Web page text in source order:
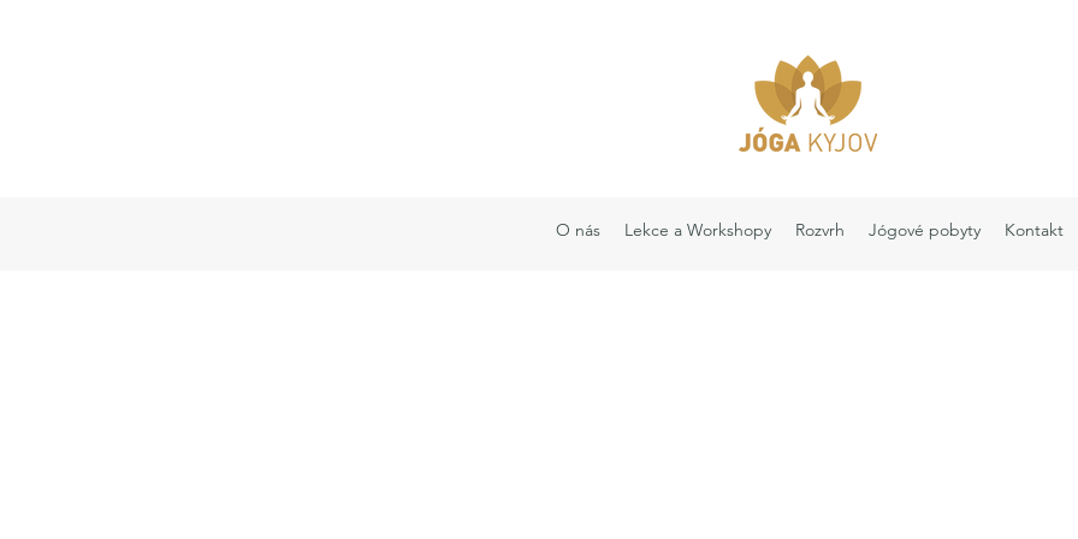
O nás Lekce a Workshopy Rozvrh Jógové pobyty Kontakt